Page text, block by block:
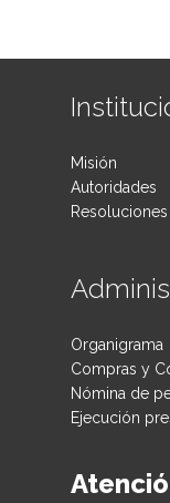
Misión
Autoridades
Organigrama
Compras y
Nómina de
Ejecución